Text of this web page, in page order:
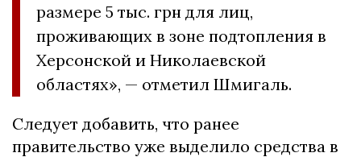
размере 5 тыс. грн для лиц,
проживающих в зоне подтопления в
Херсонской и Николаевской
областях», — отметил Шмигаль.
Следует добавить, что ранее
правительство уже выделило средства в